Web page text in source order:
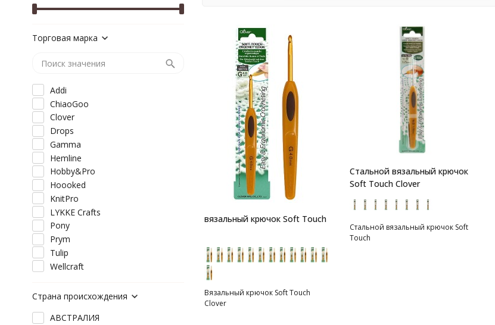
вязальный крючок Soft Touch
Вязальный крючок Soft Touch
Clover
Стальной вязальный крючок
Soft Touch Clover
Стальной вязальный крючок Soft
Touch
Торговая марка
Addi
ChiaoGoo
Clover
Drops
Gamma
Hemline
Hobby&Pro
Hoooked
KnitPro
LYKKE Crafts
Pony
Prym
Tulip
Wellcraft
Страна происхождения
АВСТРАЛИЯ